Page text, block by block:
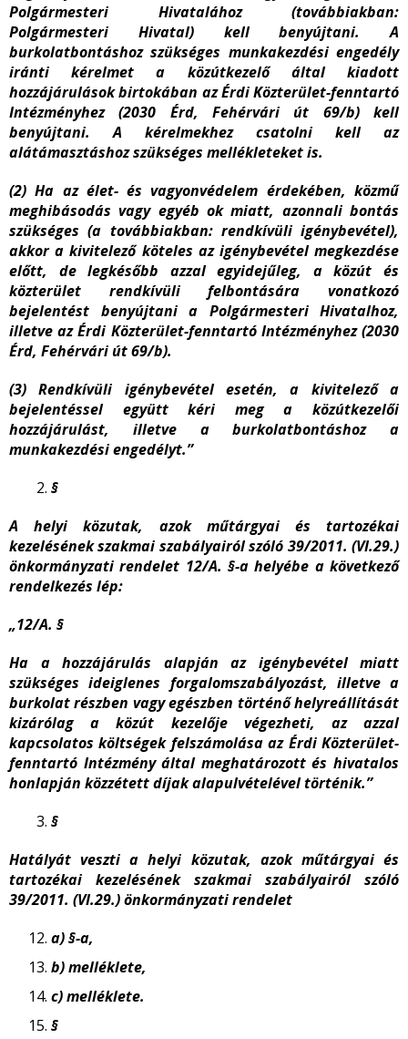
Polgármesteri Hivatalához (továbbiakban:
Polgármesteri Hivatal) kell benyújtani. A
burkolatbontáshoz szükséges munkakezdési engedély
iránti kérelmet a közútkezelő által kiadott
hozzájárulások birtokában az Érdi Közterület-fenntartó
Intézményhez (2030 Érd, Fehérvári út 69/b) kell
benyújtani. A kérelmekhez csatolni kell az
alátámasztáshoz szükséges mellékleteket is.
(2) Ha az élet- és vagyonvédelem érdekében, közmű
meghibásodás vagy egyéb ok miatt, azonnali bontás
szükséges (a továbbiakban: rendkívüli igénybevétel),
akkor a kivitelező köteles az igénybevétel megkezdése
előtt, de legkésőbb azzal egyidejűleg, a közút és
közterület rendkívüli felbontására vonatkozó
bejelentést benyújtani a Polgármesteri Hivatalhoz,
illetve az Érdi Közterület-fenntartó Intézményhez (2030
Érd, Fehérvári út 69/b).
(3) Rendkívüli igénybevétel esetén, a kivitelező a
bejelentéssel együtt kéri meg a közútkezelői
hozzájárulást, illetve a burkolatbontáshoz a
munkakezdési engedélyt.”
§
A helyi közutak, azok műtárgyai és tartozékai
kezelésének szakmai szabályairól szóló 39/2011. (VI.29.)
önkormányzati rendelet 12/A. §-a helyébe a következő
rendelkezés lép:
„12/A. §
Ha a hozzájárulás alapján az igénybevétel miatt
szükséges ideiglenes forgalomszabályozást, illetve a
burkolat részben vagy egészben történő helyreállítását
kizárólag a közút kezelője végezheti, az azzal
kapcsolatos költségek felszámolása az Érdi Közterület-
fenntartó Intézmény által meghatározott és hivatalos
honlapján közzétett díjak alapulvételével történik.”
§
Hatályát veszti a helyi közutak, azok műtárgyai és
tartozékai kezelésének szakmai szabályairól szóló
39/2011. (VI.29.) önkormányzati rendelet
a)§-a,
b)melléklete,
c)melléklete.
§